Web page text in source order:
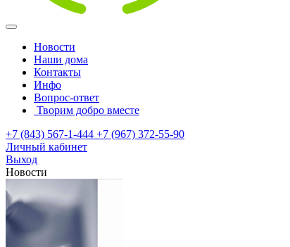
Новости
Наши дома
Контакты
Инфо
Вопрос-ответ
Творим добро вместе
+7 (843) 567-1-444 +7 (967) 372-55-90
Личный кабинет
Выход
Новости